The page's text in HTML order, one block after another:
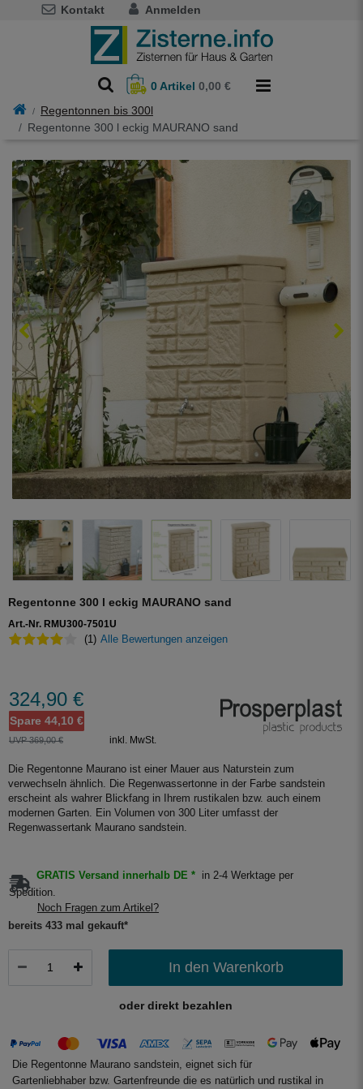
Kontakt Anmelden
0Artikel 0,00 €
Regentonnen bis 300l
Regentonne 300 l eckig MAURANO sand
Regentonne 300 l eckig MAURANO sand
Art.-Nr. RMU300-7501U
(1) Alle Bewertungen anzeigen
324,90 €
Spare 44,10 €
UVP 369,00 € inkl. MwSt.
Die Regentonne Maurano ist einer Mauer aus Naturstein zum
verwechseln ähnlich. Die Regenwassertonne in der Farbe sandstein
erscheint als wahrer Blickfang in Ihrem rustikalen bzw. auch einem
modernen Garten. Ein Volumen von 300 Liter umfasst der
Regenwassertank Maurano sandstein.
GRATIS Versand innerhalb DE *
in 2-4 Werktage per
Spedition.
Noch Fragen zum Artikel?
bereits 433 mal gekauft*
In den Warenkorb
oder direkt bezahlen
Die Regentonne Maurano sandstein, eignet sich für
Gartenliebhaber bzw. Gartenfreunde die es natürlich und rustikal in